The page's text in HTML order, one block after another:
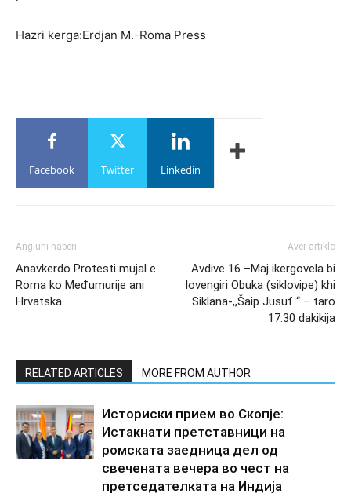
Hazri kerga:Erdjan M.-Roma Press
Facebook Twitter Linkedin
Angluni haberi
Anavkerdo Protesti mujal e
Roma ko Međumurije ani
Hrvatska
Aver artiklo
Avdive 16 –Maj ikergovela bi
lovengiri Obuka (siklovipe) khi
Siklana-,,Šaip Jusuf “ – taro
17:30 dakikija
RELATED ARTICLES MORE FROM AUTHOR
Историски прием во Скопје:
Истакнати претставници на
ромската заедница дел од
свечената вечера во чест на
претседателката на Индија